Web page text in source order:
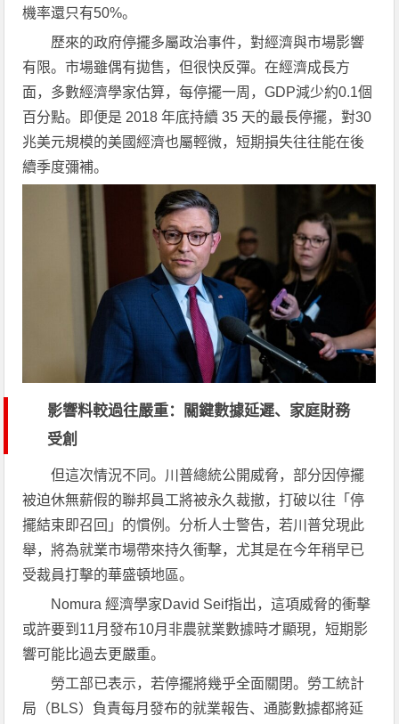
機率還只有50%。
歷來的政府停擺多屬政治事件，對經濟與市場影響
有限。市場雖偶有拋售，但很快反彈。在經濟成長方
面，多數經濟學家估算，每停擺一周，GDP減少約0.1個
百分點。即便是 2018 年底持續 35 天的最長停擺，對30
兆美元規模的美國經濟也屬輕微，短期損失往往能在後
續季度彌補。
影響料較過往嚴重：關鍵數據延遲、家庭財務
受創
但這次情況不同。川普總統公開威脅，部分因停擺
被迫休無薪假的聯邦員工將被永久裁撤，打破以往「停
擺結束即召回」的慣例。分析人士警告，若川普兌現此
舉，將為就業市場帶來持久衝擊，尤其是在今年稍早已
受裁員打擊的華盛頓地區。
Nomura 經濟學家David Seif指出，這項威脅的衝擊
或許要到11月發布10月非農就業數據時才顯現，短期影
響可能比過去更嚴重。
勞工部已表示，若停擺將幾乎全面關閉。勞工統計
局（BLS）負責每月發布的就業報告、通膨數據都將延